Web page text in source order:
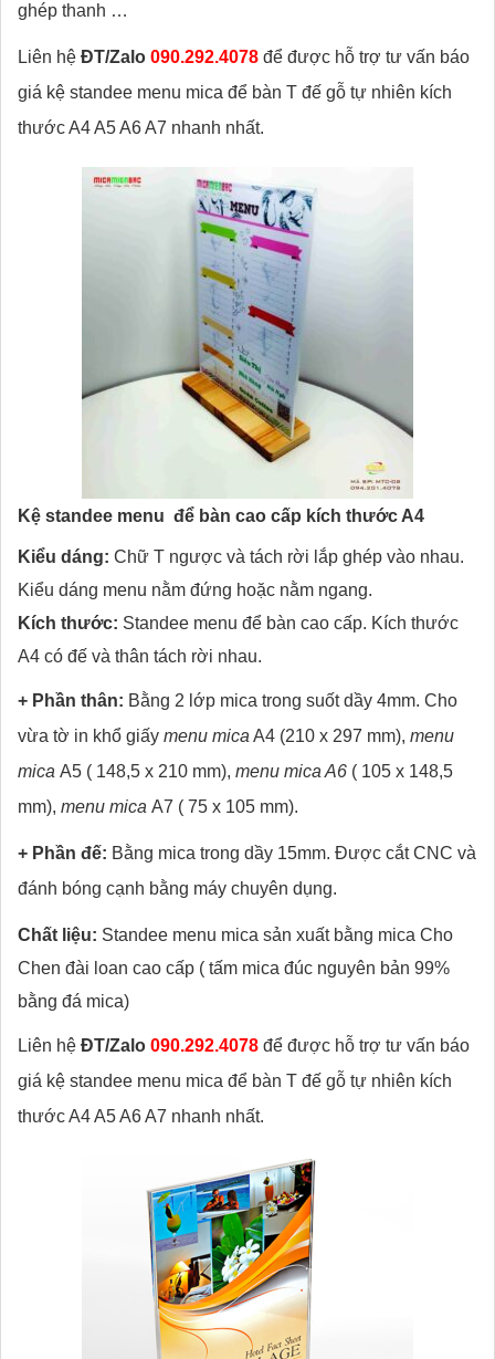
ghép thanh …
Liên hệ ĐT/Zalo 090.292.4078 để được hỗ trợ tư vấn báo
giá kệ standee menu mica để bàn T đế gỗ tự nhiên kích
thước A4 A5 A6 A7 nhanh nhất.
Kệ standee menu để bàn cao cấp kích thước A4
Kiểu dáng: Chữ T ngược và tách rời lắp ghép vào nhau.
Kiểu dáng menu nằm đứng hoặc nằm ngang.
Kích thước: Standee menu để bàn cao cấp. Kích thước
A4 có đế và thân tách rời nhau.
+ Phần thân: Bằng 2 lớp mica trong suốt dầy 4mm. Cho
vừa tờ in khổ giấy menu mica A4 (210 x 297 mm), menu
mica A5 ( 148,5 x 210 mm), menu mica A6 ( 105 x 148,5
mm), menu mica A7 ( 75 x 105 mm).
+ Phần đế: Bằng mica trong dầy 15mm. Được cắt CNC và
đánh bóng cạnh bằng máy chuyên dụng.
Chất liệu: Standee menu mica sản xuất bằng mica Cho
Chen đài loan cao cấp ( tấm mica đúc nguyên bản 99%
bằng đá mica)
Liên hệ ĐT/Zalo 090.292.4078 để được hỗ trợ tư vấn báo
giá kệ standee menu mica để bàn T đế gỗ tự nhiên kích
thước A4 A5 A6 A7 nhanh nhất.